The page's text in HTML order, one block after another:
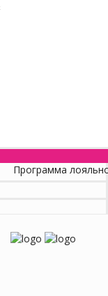
лояльности